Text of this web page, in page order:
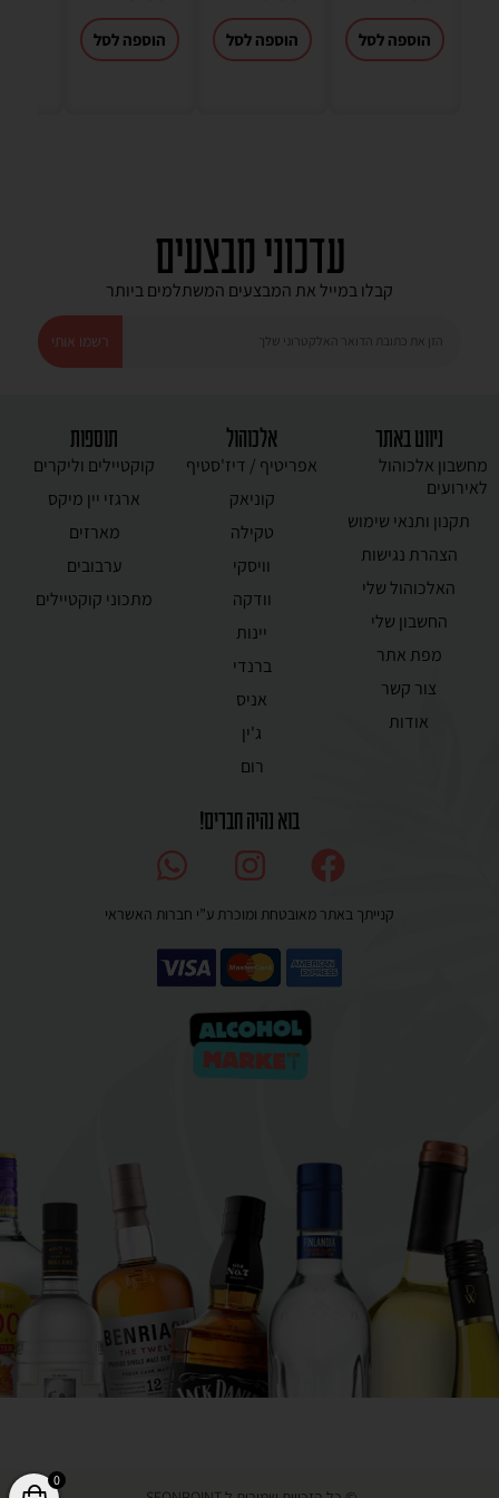
הוספה לסל הוספה לסל הוספה לסל
עדכוני מבצעים
קבלו במייל את המבצעים המשתלמים ביותר
רשמו אותי
אלכוהול
אפריטיף / דיז'סטיף
קוניאק
טקילה
וויסקי
וודקה
יינות
ברנדי
אניס
ג'ין
רום
תוספות
קוקטיילים וליקרים
ארגזי יין מיקס
מארזים
ערבובים
מתכוני קוקטיילים
ניווט באתר
מחשבון אלכוהול
לאירועים
תקנון ותנאי שימוש
הצהרת נגישות
האלכוהול שלי
החשבון שלי
מפת אתר
צור קשר
אודות
בוא נהיה חברים!
קנייתך באתר מאובטחת ומוכרת ע”י חברות האשראי
0